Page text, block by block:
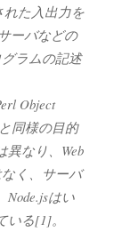
れた入出力を
ーバなどの
ラムの記述
Object
同様の目的
異なり、Web
く、サーバ
Node.jsはい
いる[1]。